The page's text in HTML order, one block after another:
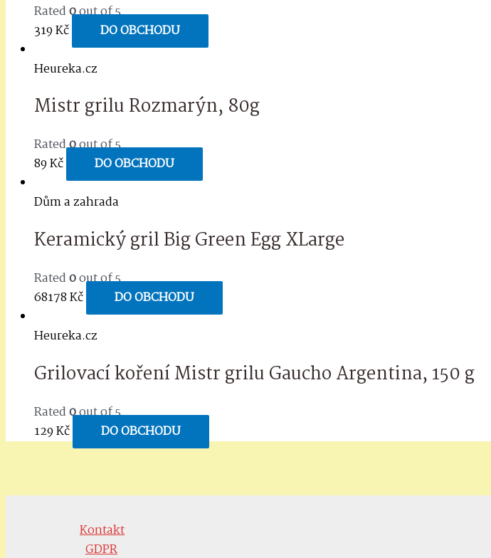
Rated0out of 5
319Kč
DO OBCHODU
Heureka.cz
Mistr grilu Rozmarýn, 80g
Rated0out of 5
89Kč
DO OBCHODU
Dům a zahrada
Keramický gril Big Green Egg XLarge
Rated0out of 5
68178Kč
DO OBCHODU
Heureka.cz
Grilovací koření Mistr grilu Gaucho Argentina, 150 g
Rated0out of 5
129Kč DO OBCHODU
Kontakt
GDPR